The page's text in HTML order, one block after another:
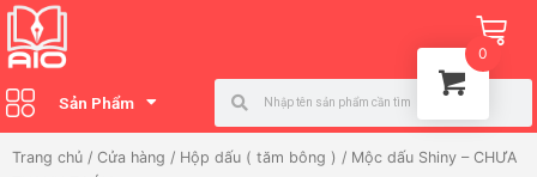
Nhảy
tới
nội
dung
Sản Phẩm
Search
Trang chủ / Cửa hàng / Hộp dấu ( tăm bông ) / Mộc dấu Shiny – CHƯA
0